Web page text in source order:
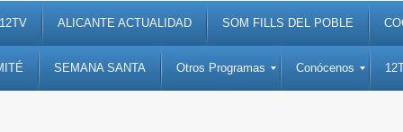
ALICANTE ACTUALIDAD SOM FILLS DEL POBLE
SEMANA SANTA Otros Programas Conócenos